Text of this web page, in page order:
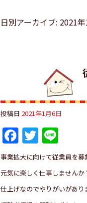
日別アーカイブ: 2021
投稿日 2021年1月6日
Facebook
Twitter
事業拡大に向けて従業員を募
元気に楽しく仕事しませんか
仕上げなのでやりがいがあり